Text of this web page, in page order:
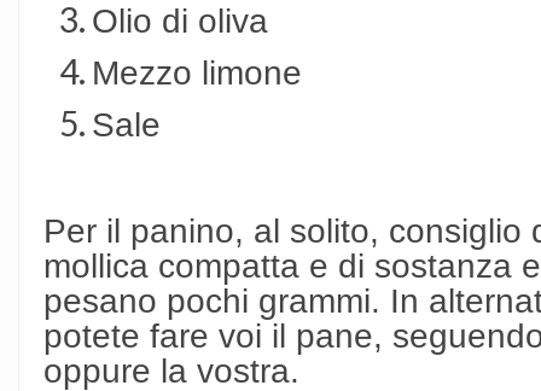
Olio di oliva
Mezzo limone
Sale
Per il panino, al solito,
mollica compatta e di sostanza
pesano pochi grammi. In
potete fare voi il pane,
oppure la vostra.